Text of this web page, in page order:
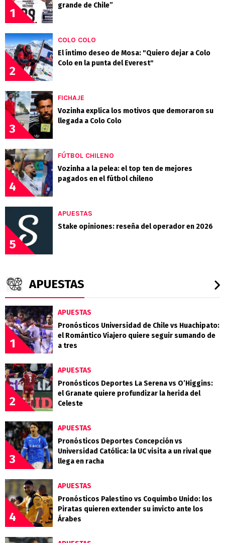
1
grande de Chile”
2
COLO COLO
El íntimo deseo de Mosa: "Quiero dejar a Colo
Colo en la punta del Everest"
3
FICHAJE
Vozinha explica los motivos que demoraron su
llegada a Colo Colo
4
FÚTBOL CHILENO
Vozinha a la pelea: el top ten de mejores
pagados en el fútbol chileno
5
APUESTAS
Stake opiniones: reseña del operador en 2026
APUESTAS
1
APUESTAS
Pronósticos Universidad de Chile vs Huachipato:
el Romántico Viajero quiere seguir sumando de
a tres
2
APUESTAS
Pronósticos Deportes La Serena vs O’Higgins:
el Granate quiere profundizar la herida del
Celeste
3
APUESTAS
Pronósticos Deportes Concepción vs
Universidad Católica: la UC visita a un rival que
llega en racha
4
APUESTAS
Pronósticos Palestino vs Coquimbo Unido: los
Piratas quieren extender su invicto ante los
Árabes